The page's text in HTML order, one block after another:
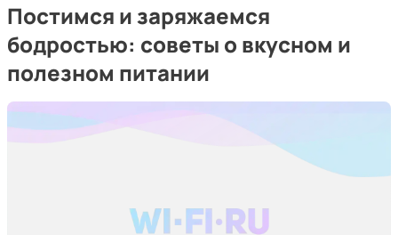
Постимся и заряжаемся
бодростью: советы о вкусном и
полезном питании